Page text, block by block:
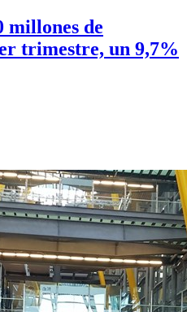
millones de
trimestre, un 9,7%